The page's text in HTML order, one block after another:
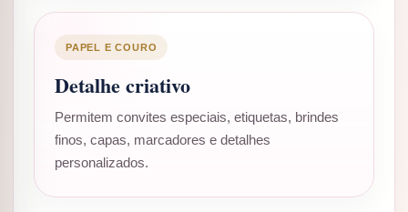
PAPEL E COURO
Detalhe criativo
Permitem convites especiais, etiquetas, brindes
finos, capas, marcadores e detalhes
personalizados.